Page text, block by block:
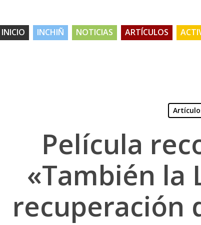
INICIO INCHIÑ NOTICIAS ARTÍCULOS
Película
«También la
recuperación